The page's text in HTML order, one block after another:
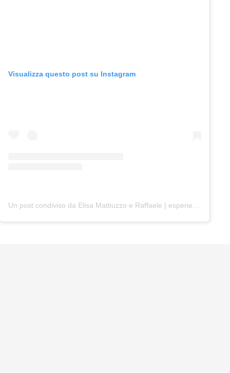
Visualizza questo post su Instagram
Un post condiviso da Elisa Mattiuzzo e Raffaele | esperienze e viaggi con bambini (@un_amico_in_valigia)